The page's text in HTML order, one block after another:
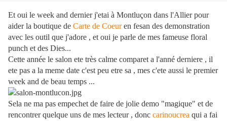
Et oui le week and dernier j'etai à Montluçon dans l'Allier pour
aider la boutique de Carte de Coeur en fesan des demonstration
avec les outil que j'adore , et oui je parle de mes fameuse floral
punch et des Dies...
Cette année le salon ete très calme comparet a l'anné derniere , il
ete pas a la meme date c'est peu etre sa , mes c'ete aussi le premier
week and de beau temps ...
Sela ne ma pas empechet de faire de jolie demo "magique" et de
rencontrer quelque uns de mes lecteur , donc carinoucrea qui a fai